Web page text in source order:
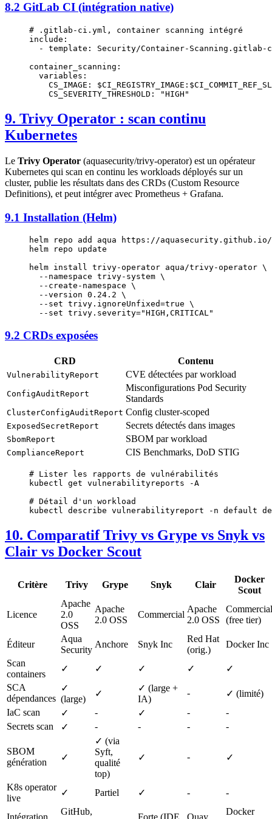
8.2 GitLab CI (intégration native)
# .gitlab-ci.yml, container scanning intégré
include :
  -
template : Security/Container-Scanning.gitlab-
container_scanning :
  variables
:
    CS_IMAGE
:
    CS_SEVERITY_THRESHOLD
: "HIGH"
9. Trivy Operator : scan continu
Kubernetes
Le Trivy Operator (aquasecurity/trivy-operator) est un opérateur
Kubernetes qui scan en continu les workloads déployés sur un
cluster, publie les résultats dans des CRDs (Custom Resource
Definitions), et peut intégrer avec Prometheus + Grafana.
9.1 Installation (Helm)
helm repo add aqua https://aquasecurity.github.io/
helm repo update
helm install trivy-operator aqua/trivy-operator \
  --namespace
trivy-system \
  --create-namespace
\
  --version
0.24.2 \
  --set
trivy.ignoreUnfixed=true \
  --set
trivy.severity="HIGH,CRITICAL"
9.2 CRDs exposées
CRD Contenu
VulnerabilityReport CVE détectées par workload
ConfigAuditReport
Misconfigurations Pod Security
Standards
ClusterConfigAuditReport Config cluster-scoped
ExposedSecretReport Secrets détectés dans images
SbomReport SBOM par workload
ComplianceReport CIS Benchmarks, DoD STIG
# Lister les rapports de vulnérabilités
kubectl
get vulnerabilityreports -A
# Détail d'un workload
kubectl
describe vulnerabilityreport -n default
10. Comparatif Trivy vs Grype vs Snyk vs
Clair vs Docker Scout
Critère Trivy Grype Snyk Clair
Docker
Scout
Licence
Apache
2.0
OSS
Apache
2.0 OSS
Commercial
Apache
2.0 OSS
Commercial
(free tier)
Éditeur
Aqua
Security
Anchore Snyk Inc
Red Hat
(orig.)
Docker Inc
Scan
containers
✓ ✓ ✓ ✓
✓
SCA
dépendances
✓
(large)
✓
✓ (large +
IA)
-
✓ (limité)
IaC scan
✓ - ✓ -
-
Secrets scan
✓ - - - -
SBOM
génération
✓
✓ (via
Syft,
qualité
top)
✓ - ✓
K8s operator
live
✓ Partiel ✓ - -
Intégration
GitHub,
Forte (IDE Quay
Docker